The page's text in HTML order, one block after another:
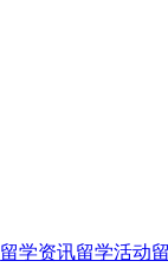
留学资讯留学活动